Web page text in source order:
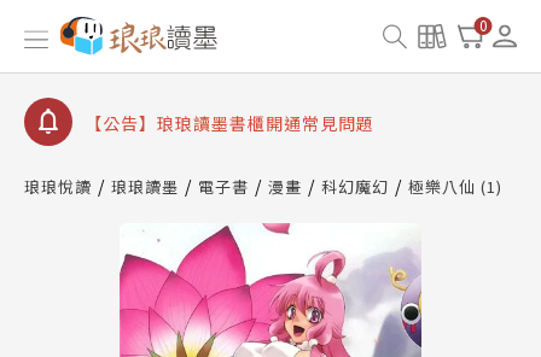
0
【公告】因 Readmoo 讀墨系統維護中，本站同步暫
停部分閱讀服務
【公告】琅琅讀墨數位閱讀資產合併與書櫃開通申請
【公告】琅琅讀墨書櫃開通常見問題
請圖文教學
【公告】因 Readmoo 讀墨系統維護中，本站同步暫
停部分閱讀服務
琅琅悅讀 琅琅讀墨 電子書 漫畫 科幻魔幻 極樂八仙 (1)